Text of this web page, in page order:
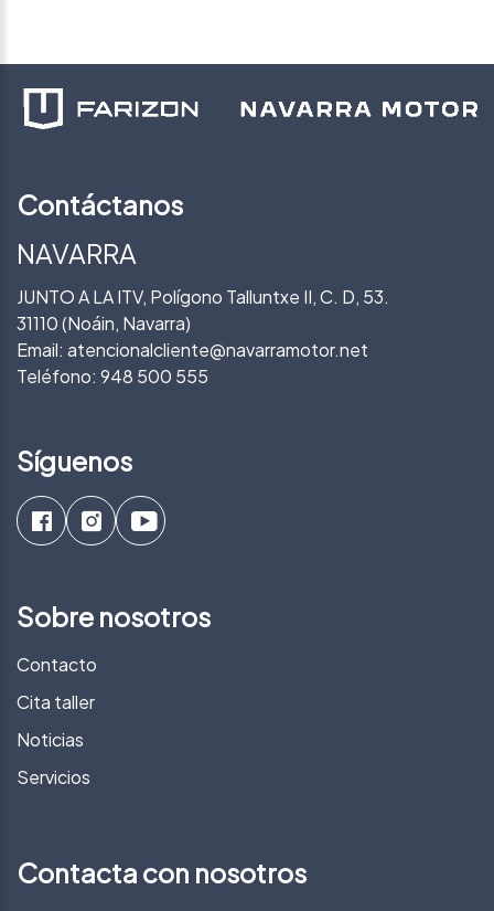
Contáctanos
NAVARRA
JUNTO A LA ITV, Polígono Talluntxe II, C. D, 53.
31110 (Noáin, Navarra)
Email: atencionalcliente@navarramotor.net
Teléfono: 948 500 555
Síguenos
Sobre nosotros
Contacto
Cita taller
Noticias
Servicios
Contacta con nosotros